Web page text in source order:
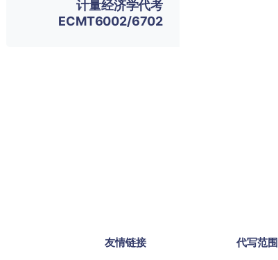
计量经济学代考
ECMT6002/6702
友情链接 代写范围